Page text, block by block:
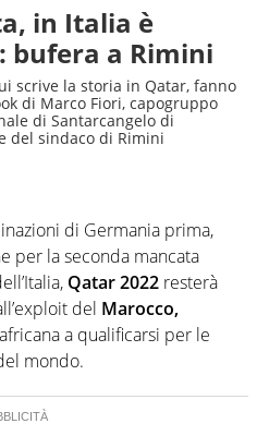
in Italia è
bufera a Rimini
scrive la storia in Qatar, fanno
di Marco Fiori, capogruppo
di Santarcangelo di
del sindaco di Rimini
di Germania prima,
per la seconda mancata
Qatar 2022 resterà
del Marocco,
a qualificarsi per le
mondo.